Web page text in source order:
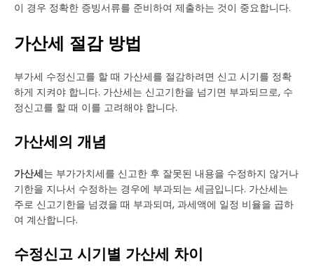
이 경우 정확한 증빙서류를 준비하여 제출하는 것이 중요합니다.
가산세 절감 방법
부가세 수정신고를 할 때 가산세를 절감하려면 신고 시기를 정확
하게 지켜야 합니다. 가산세는 신고기한을 넘기면 부과되므로, 수
정신고를 할 때 이를 고려해야 합니다.
가산세의 개념
가산세는 부가가치세를 신고한 후 잘못된 내용을 수정하지 않거나
기한을 지나서 수정하는 경우에 부과되는 세금입니다. 가산세는
주로 신고기한을 넘겼을 때 부과되며, 과세액에 일정 비율을 곱하
여 계산합니다.
수정신고 시기별 가산세 차이